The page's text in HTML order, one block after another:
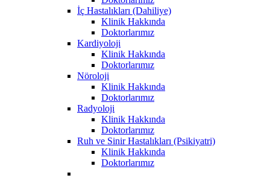
İç Hastalıkları (Dahiliye)
Klinik Hakkında
Doktorlarımız
Kardiyoloji
Klinik Hakkında
Doktorlarımız
Nöroloji
Klinik Hakkında
Doktorlarımız
Radyoloji
Klinik Hakkında
Doktorlarımız
Ruh ve Sinir Hastalıkları (Psikiyatri)
Klinik Hakkında
Doktorlarımız